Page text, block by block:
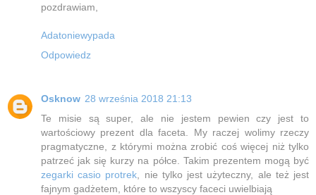
pozdrawiam,
Adatoniewypada
Odpowiedz
Osknow 28 września 2018 21:13
Te misie są super, ale nie jestem pewien czy jest to
wartościowy prezent dla faceta. My raczej wolimy rzeczy
pragmatyczne, z którymi można zrobić coś więcej niż tylko
patrzeć jak się kurzy na półce. Takim prezentem mogą być
zegarki casio protrek , nie tylko jest użyteczny, ale też jest
fajnym gadżetem, które to wszyscy faceci uwielbiają